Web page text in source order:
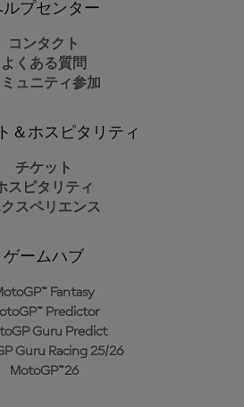
ルプセンター
コンタクト
よくある質問
ュニティ参加
＆ホスピタリティ
チケット
スピタリティ
スペリエンス
ゲームハブ
Fantasy
Predictor
Guru Predict
Guru Racing 25/26
MotoGP™26